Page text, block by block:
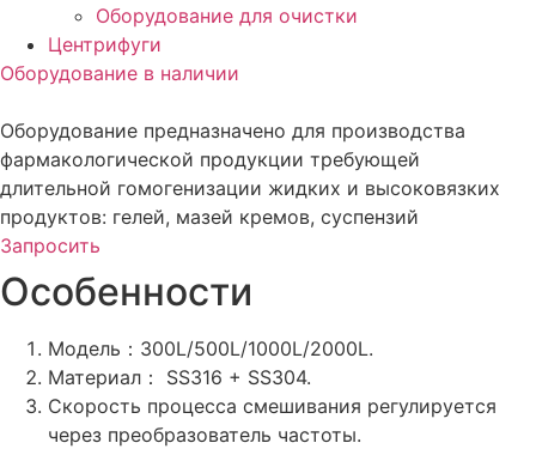
Оборудование для очистки
Центрифуги
Оборудование в наличии
Оборудование предназначено для производства
фармакологической продукции требующей
длительной гомогенизации жидких и высоковязких
продуктов: гелей, мазей кремов, суспензий
Запросить
Особенности
Модель：300L/500L/1000L/2000L.
Материал： SS316 + SS304.
Скорость процесса смешивания регулируется
через преобразователь частоты.